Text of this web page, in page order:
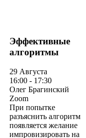
Эффективные
алгоритмы
29 Августа
16:00 - 17:30
Олег Брагинский
Zoom
При попытке
разъяснить алгоритм
появляется желание
импровизировать на